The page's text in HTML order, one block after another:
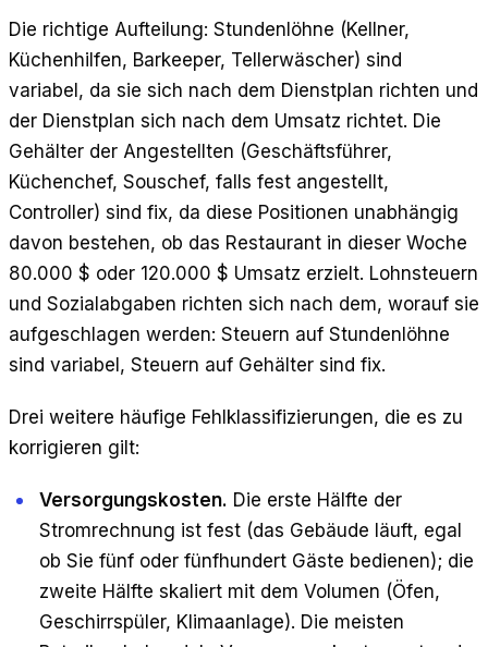
Die richtige Aufteilung: Stundenlöhne (Kellner,
Küchenhilfen, Barkeeper, Tellerwäscher) sind
variabel, da sie sich nach dem Dienstplan richten und
der Dienstplan sich nach dem Umsatz richtet. Die
Gehälter der Angestellten (Geschäftsführer,
Küchenchef, Souschef, falls fest angestellt,
Controller) sind fix, da diese Positionen unabhängig
davon bestehen, ob das Restaurant in dieser Woche
80.000 $ oder 120.000 $ Umsatz erzielt. Lohnsteuern
und Sozialabgaben richten sich nach dem, worauf sie
aufgeschlagen werden: Steuern auf Stundenlöhne
sind variabel, Steuern auf Gehälter sind fix.
Drei weitere häufige Fehlklassifizierungen, die es zu
korrigieren gilt:
Versorgungskosten. Die erste Hälfte der
Stromrechnung ist fest (das Gebäude läuft, egal
ob Sie fünf oder fünfhundert Gäste bedienen); die
zweite Hälfte skaliert mit dem Volumen (Öfen,
Geschirrspüler, Klimaanlage). Die meisten